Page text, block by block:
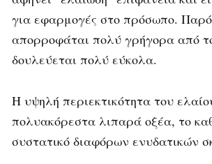
για εφαρμογές στο πρόσωπο.
απορροφάται πολύ γρήγορα από
δουλεύεται πολύ εύκολα.
Η υψηλή περιεκτικότητα του
πολυακόρεστα λιπαρά οξέα, το
συστατικό διαφόρων ενυδατικών